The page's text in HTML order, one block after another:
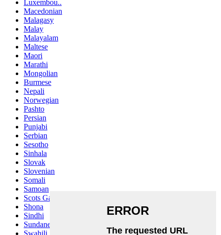
Luxembou..
Macedonian
Malagasy
Malay
Malayalam
Maltese
Maori
Marathi
Mongolian
Burmese
Nepali
Norwegian
Pashto
Persian
Punjabi
Serbian
Sesotho
Sinhala
Slovak
Slovenian
Somali
Samoan
Scots Gaelic
Shona
Sindhi
Sundanese